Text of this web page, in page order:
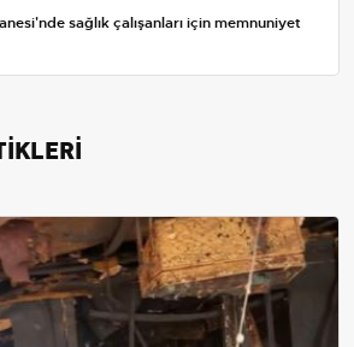
sağlık çalışanları için memnuniyet